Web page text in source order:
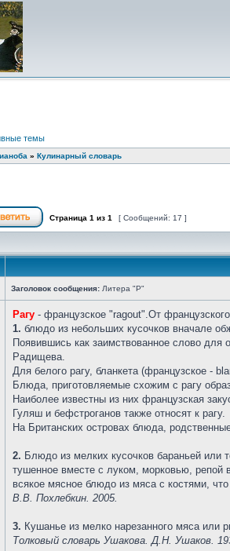
темы
» Кулинарный словарь
Страница 1 из 1 [ Сообщений: 17 ]
Заголовок сообщения: Литера "Р"
Рагу - французское "ragout".От
1. блюдо из небольших кусочков вначале
Появившись как заимствованное слово для
Радищева.
Для белого рагу, бланкета (французское -
Блюда, приготовляемые схожим с рагу
Наиболее известны из них французская
Гуляш и бефстроганов также относят к рагу.
На Британских островах блюда,
2. Блюдо из мелких кусочков бараньей или
тушенное вместе с луком, морковью, репой
всякое мясное блюдо из мяса с костями,
В.В. Похлебкин. 2005.
3. Кушанье из мелко нарезанного мяса или
Толковый словарь Ушакова. Д.Н. Ушаков.